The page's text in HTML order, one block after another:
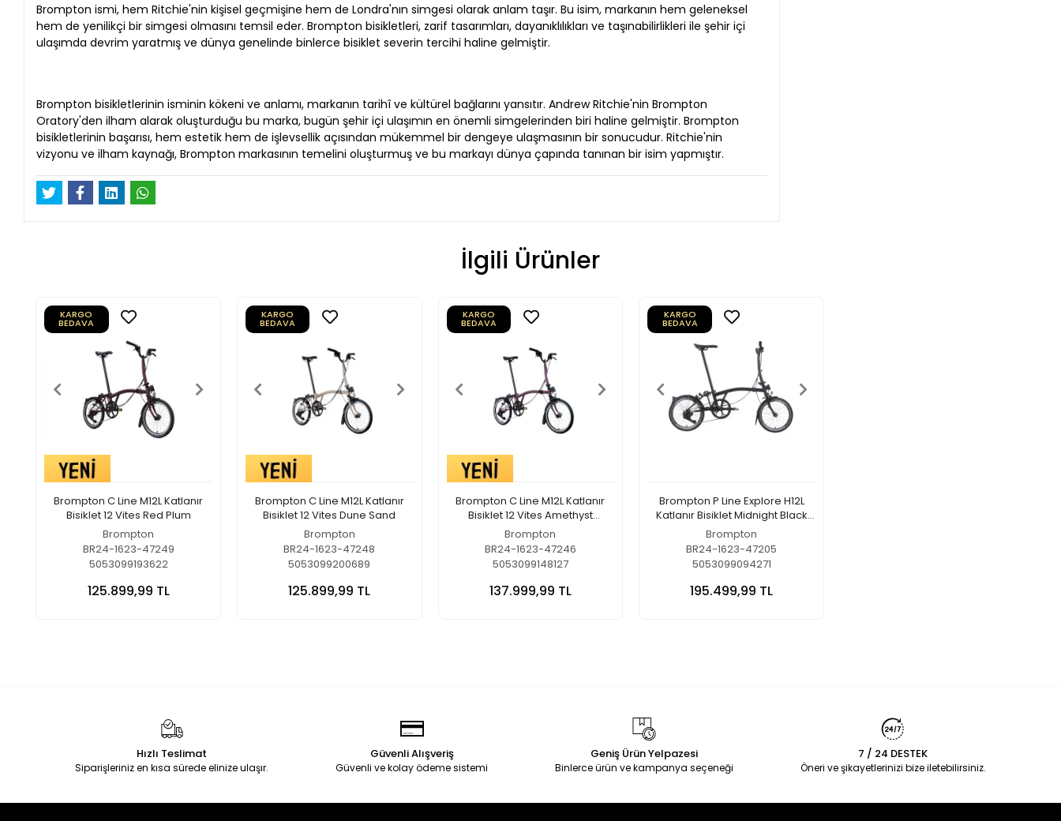
Brompton ismi, hem Ritchie'nin kişisel geçmişine hem de Londra'nın simgesi olarak anlam taşır. Bu isim, markanın hem geleneksel
hem de yenilikçi bir simgesi olmasını temsil eder. Brompton bisikletleri, zarif tasarımları, dayanıklılıkları ve taşınabilirlikleri ile şehir içi
ulaşımda devrim yaratmış ve dünya genelinde binlerce bisiklet severin tercihi haline gelmiştir.
Brompton bisikletlerinin isminin kökeni ve anlamı, markanın tarihî ve kültürel bağlarını yansıtır. Andrew Ritchie'nin Brompton
Oratory'den ilham alarak oluşturduğu bu marka, bugün şehir içi ulaşımın en önemli simgelerinden biri haline gelmiştir. Brompton
bisikletlerinin başarısı, hem estetik hem de işlevsellik açısından mükemmel bir dengeye ulaşmasının bir sonucudur. Ritchie'nin
vizyonu ve ilham kaynağı, Brompton markasının temelini oluşturmuş ve bu markayı dünya çapında tanınan bir isim yapmıştır.
İlgili Ürünler
KARGO
BEDAVA
Brompton C Line M12L Katlanır
Bisiklet 12 Vites Red Plum
Brompton
BR24-1623-47249
5053099193622
125.899,99 TL
KARGO
BEDAVA
Brompton C Line M12L Katlanır
Bisiklet 12 Vites Dune Sand
Brompton
BR24-1623-47248
5053099200689
125.899,99 TL
KARGO
BEDAVA
Brompton C Line M12L Katlanır
Bisiklet 12 Vites Amethyst
Lacquer
Brompton
BR24-1623-47246
5053099148127
137.999,99 TL
KARGO
BEDAVA
Brompton P Line Explore H12L
Katlanır Bisiklet Midnight Black
Metallic
Brompton
BR24-1623-47205
5053099094271
195.499,99 TL
Hızlı Teslimat
Siparişleriniz en kısa sürede elinize ulaşır.
Güvenli Alışveriş
Güvenli ve kolay ödeme sistemi
Geniş Ürün Yelpazesi
Binlerce ürün ve kampanya seçeneği
7 / 24 DESTEK
Öneri ve şikayetlerinizi bize iletebilirsiniz.